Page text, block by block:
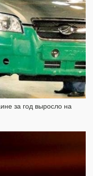
за год выросло на